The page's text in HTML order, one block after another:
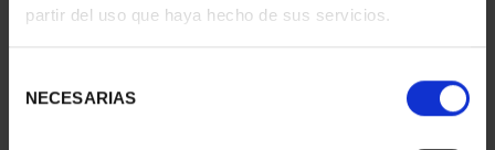
partir del uso que haya hecho de sus servicios.
NECESARIAS